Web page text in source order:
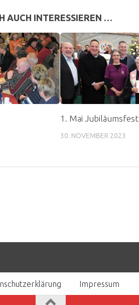
AUCH INTERESSIEREN …
1. Mai Jubiläumsfest
30. NOVEMBER 2023
Impressum